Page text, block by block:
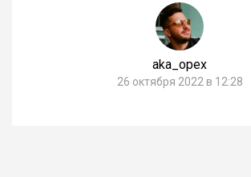
aka_opex
26 октября 2022 в 12:28